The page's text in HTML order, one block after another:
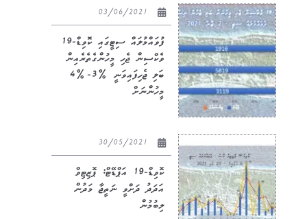
ފުވައްމުލައް ސިޓީގައި ކޮވިޑް-19
ވެކްސިން ޖެހި މީހުންގެތެރެއިން
ބަލި ޖެހިފައިވަނީ %3-%4
މީހުންނަށް
ކޮވިޑް-19 އަޕްޑޭޓް: ޕޮޒިޓިވް
އަދަދު ދަށްވީ ނަތީޖާ މަދުން
ލިބުމުން